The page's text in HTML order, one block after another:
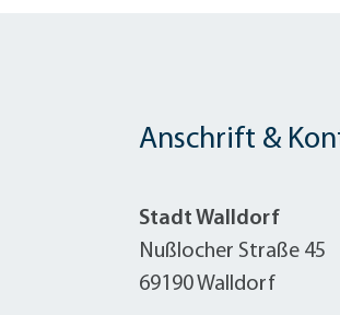
Anschrift &
Stadt Walldorf
Nußlocher Straße 45
69190 Walldorf